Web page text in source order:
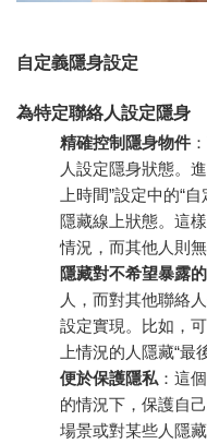
自定義隱身設定
為特定聯絡人設定隱身
精確控制隱身物件
人設定隱身狀態。
上時間”設定中的“
隱藏線上狀態。這
情況，而其他人則無
隱藏對不希望暴露
人，而對其他聯絡
設定實現。比如，
上情況的人隱藏“最
便於保護隱私 ：這
的情況下，保護自
場景或對某些人隱